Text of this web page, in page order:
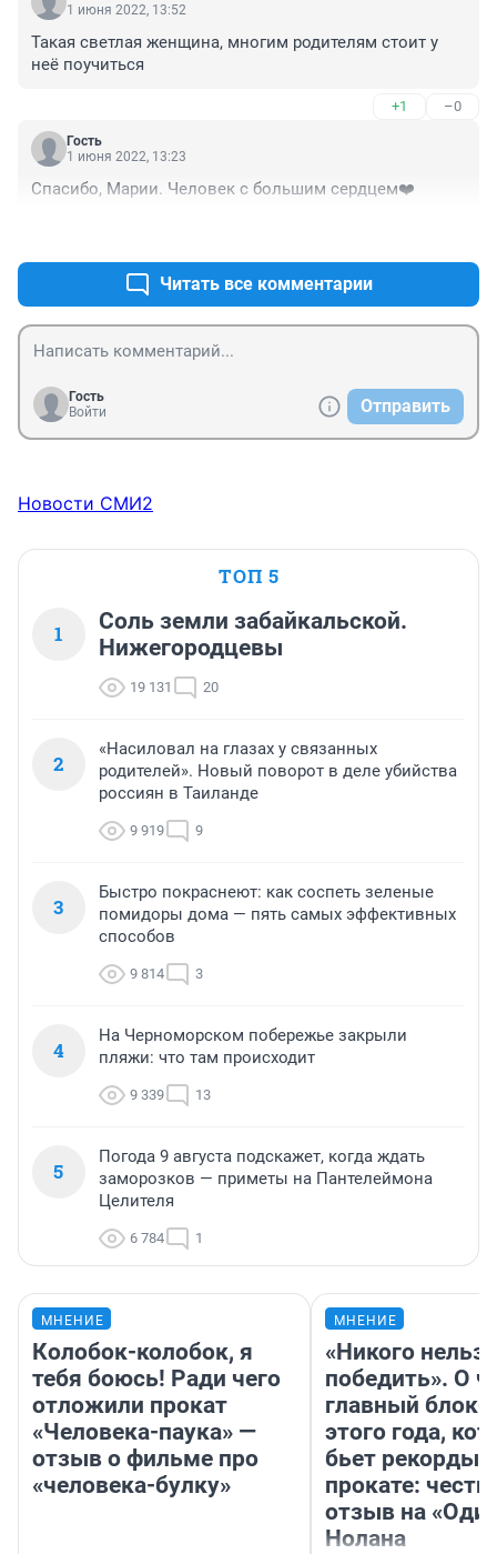
1 июня 2022, 13:52
Такая светлая женщина, многим родителям стоит у
неё поучиться
+1 –0
Гость
1 июня 2022, 13:23
Спасибо, Марии. Человек с большим сердцем❤️
Читать все комментарии
Гость
Войти
Отправить
Новости СМИ2
ТОП 5
1
Соль земли забайкальской.
Нижегородцевы
19 131 20
2
«Насиловал на глазах у связанных
родителей». Новый поворот в деле убийства
россиян в Таиланде
9 919 9
3
Быстро покраснеют: как соспеть зеленые
помидоры дома — пять самых эффективных
способов
9 814 3
4
На Черноморском побережье закрыли
пляжи: что там происходит
9 339 13
5
Погода 9 августа подскажет, когда ждать
заморозков — приметы на Пантелеймона
Целителя
6 784 1
МНЕНИЕ
Колобок-колобок, я
тебя боюсь! Ради чего
отложили прокат
«Человека-паука» —
отзыв о фильме про
«человека-булку»
МНЕНИЕ
«Никого нельзя
победить». О
главный
этого года,
бьет рекорды в
прокате:
отзыв на
Нолана